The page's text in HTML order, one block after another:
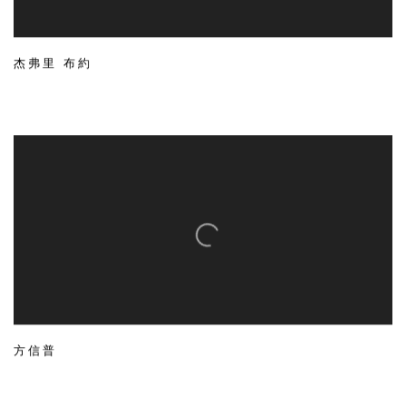
杰弗里 布約
方信普